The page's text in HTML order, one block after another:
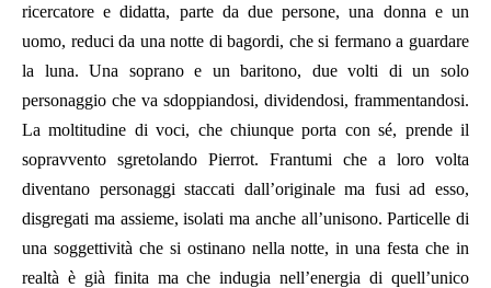
ricercatore e didatta, parte da due persone, una donna e un
uomo, reduci da una notte di bagordi, che si fermano a guardare
la luna. Una soprano e un baritono, due volti di un solo
personaggio che va sdoppiandosi, dividendosi, frammentandosi.
La moltitudine di voci, che chiunque porta con sé, prende il
sopravvento sgretolando Pierrot. Frantumi che a loro volta
diventano personaggi staccati dall’originale ma fusi ad esso,
disgregati ma assieme, isolati ma anche all’unisono. Particelle di
una soggettività che si ostinano nella notte, in una festa che in
realtà è già finita ma che indugia nell’energia di quell’unico